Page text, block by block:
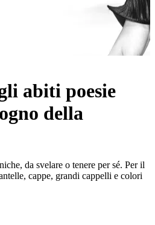
abiti poesie
della
da svelare o tenere per sé. Per il
cappe, grandi cappelli e colori